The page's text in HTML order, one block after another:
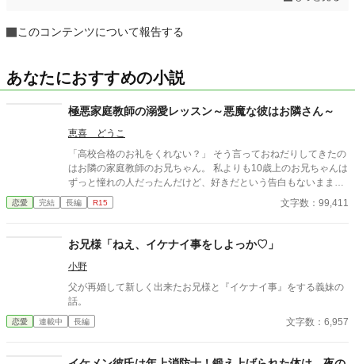
このコンテンツについて報告する
あなたにおすすめの小説
極悪家庭教師の溺愛レッスン～悪魔な彼はお隣さん～
恵喜 どうこ
「高校合格のお礼をくれない？」 そう言っておねだりしてきたの
はお隣の家庭教師のお兄ちゃん。 私よりも10歳上のお兄ちゃんは
ずっと憧れの人だったんだけど、好きだという告白もないままに
男女の関係に発展してしまった私は苦しくて、どうしようもなく
て、彼の一挙手一投足にただ振り回されてしまっていた。 葵は私
の？ 意地悪なカテキョに翻弄されっぱなし。 こうなったら確かめ
なくちゃ！ 葵の気持ちも、自分の気持ちも！ だけど甘い誘惑が多
すぎて―― ちょっぴりスパイスをきかせた大人の男と女子高生の
ラブストーリーです。
恋愛 完結 長編 R15 文字数：99,411
お兄様「ねえ、イケナイ事をしよっか♡」
小野
父が再婚して新しく出来たお兄様と『イケナイ事』をする義妹の
話。
恋愛 連載中 長編 文字数：6,957